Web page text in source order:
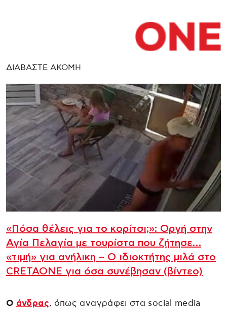
ΔΙΑΒΑΣΤΕ ΑΚΟΜΗ
«Πόσα θέλεις για το κορίτσι;»: Οργή στην
Αγία Πελαγία με τουρίστα που ζήτησε…
«τιμή» για ανήλικη – Ο ιδιοκτήτης μιλά στο
CRETAONE για όσα συνέβησαν (βίντεο)
Ο άνδρας, όπως αναγράφει στα social media